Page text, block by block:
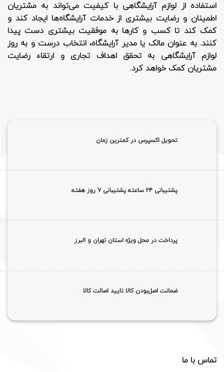
استفاده از لوازم آرایشگاهی با کیفیت می‌تواند به مشتریان
اطمینان و رضایت بیشتری از خدمات آرایشگاه‌ها ایجاد کند و
کمک کند تا کسب و کارها به موفقیت بیشتری دست پیدا
کنند. به عنوان مالک یا مدیر آرایشگاه، انتخاب درست و به روز
لوازم آرایشگاهی به تحقق اهداف تجاری و ارتقاء رضایت
مشتریان کمک خواهد کرد.
تحویل اکسپرس در کمترین زمان
پشتیبانی ۲۴ ساعته پشتیبانی 7 روز هفته
پرداخت در محل ویژه استان تهران و البرز
ضمانت اصل‌بودن کالا تایید اصالت کالا
تماس با ما